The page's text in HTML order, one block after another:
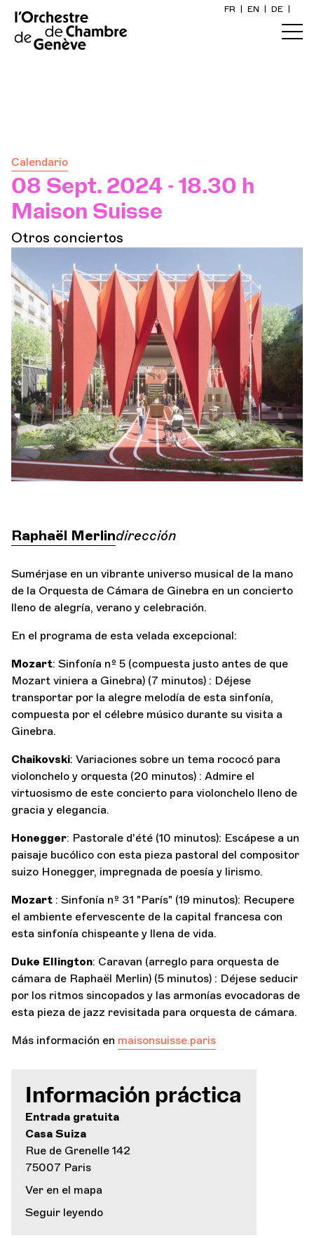
FR EN DE
Calendario
08 Sept. 2024 - 18.30 h
Maison Suisse
Otros conciertos
Raphaël Merlindirección
Sumérjase en un vibrante universo musical de la mano
de la Orquesta de Cámara de Ginebra en un concierto
lleno de alegría, verano y celebración.
En el programa de esta velada excepcional:
Mozart: Sinfonía nº 5 (compuesta justo antes de que
Mozart viniera a Ginebra) (7 minutos) : Déjese
transportar por la alegre melodía de esta sinfonía,
compuesta por el célebre músico durante su visita a
Ginebra.
Chaikovski: Variaciones sobre un tema rococó para
violonchelo y orquesta (20 minutos) : Admire el
virtuosismo de este concierto para violonchelo lleno de
gracia y elegancia.
Honegger: Pastorale d'été (10 minutos): Escápese a un
paisaje bucólico con esta pieza pastoral del compositor
suizo Honegger, impregnada de poesía y lirismo.
Mozart : Sinfonía nº 31 "París" (19 minutos): Recupere
el ambiente efervescente de la capital francesa con
esta sinfonía chispeante y llena de vida.
Duke Ellington: Caravan (arreglo para orquesta de
cámara de Raphaël Merlin) (5 minutos) : Déjese seducir
por los ritmos sincopados y las armonías evocadoras de
esta pieza de jazz revisitada para orquesta de cámara.
Más información en maisonsuisse.paris
Información práctica
Entrada gratuita
Casa Suiza
Rue de Grenelle 142
75007 Paris
Ver en el mapa
Seguir leyendo
Inicio
Información práctica
Explore
Participación cultural
Orquesta y músicos
LA OCG
Espacio Pro
Iniciar sesión